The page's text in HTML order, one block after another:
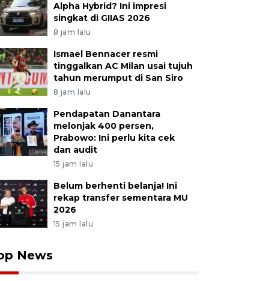
Alpha Hybrid? Ini impresi
singkat di GIIAS 2026
8 jam lalu
Ismael Bennacer resmi
tinggalkan AC Milan usai tujuh
tahun merumput di San Siro
8 jam lalu
Pendapatan Danantara
melonjak 400 persen,
Prabowo: Ini perlu kita cek
dan audit
15 jam lalu
Belum berhenti belanja! Ini
rekap transfer sementara MU
2026
15 jam lalu
News